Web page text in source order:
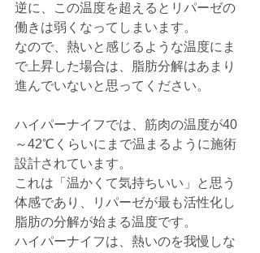
逆に、この温度を超えるとリパーゼの
働きは弱くなってしまいます。
なので、熱いと感じるような温度にま
で上昇した場合は、脂肪分解はあまり
進んでいないと思ってください。
ハイパーナイフでは、筋肉の温度が40
～42℃くらいにまで温まるように施術
設計されています。
これは「温かくて気持ちいい」と思う
体感であり、リパーゼが最も活性化し
脂肪の分解が始まる温度です。
ハイパーナイフは、熱いのを我慢しな